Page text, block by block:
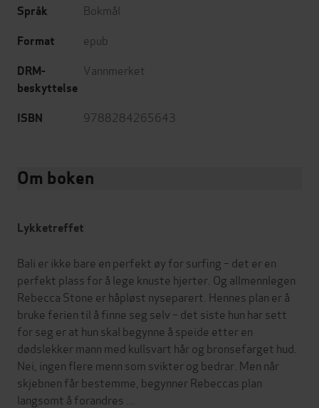
Språk Bokmål
Format epub
DRM-
beskyttelse
Vannmerket
ISBN 9788284265643
Om boken
Lykketreffet
Bali er ikke bare en perfekt øy for surfing – det er en
perfekt plass for å lege knuste hjerter. Og allmennlegen
Rebecca Stone er håpløst nyseparert. Hennes plan er å
bruke ferien til å finne seg selv – det siste hun har sett
for seg er at hun skal begynne å speide etter en
dødslekker mann med kullsvart hår og bronsefarget hud.
Nei, ingen flere menn som svikter og bedrar. Men når
skjebnen får bestemme, begynner Rebeccas plan
langsomt å forandres ...